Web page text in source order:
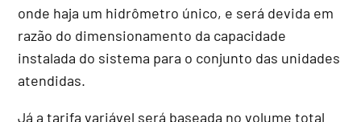
onde haja um hidrômetro único, e será devida em
razão do dimensionamento da capacidade
instalada do sistema para o conjunto das unidades
atendidas.
Já a tarifa variável será baseada no volume total